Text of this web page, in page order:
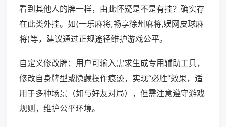
看到其他人的牌一样，由此怀疑是不是有挂？确实存
在此类外挂。如(一乐麻将,畅享徐州麻将,娱网皮球麻
将)等，建议通过正规途径维护游戏公平。
自定义修改牌：用户可输入需求生成专用辅助工具，
修改自身牌型或隐藏操作痕迹，实现“必胜”效果，适
用于多种场景（如与好友对局），但需注意遵守游戏
规则，维护公平环境。